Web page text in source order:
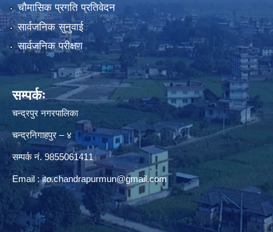
चौमासिक प्रगति प्रतिवेदन
सार्वजनिक सुनुवाई
सार्वजनिक परीक्षण
सम्पर्कः
चन्द्रपुर नगरपालिका
चन्द्रनिगाहपुर – ४
सम्पर्क नं. 9855061411
Email :ito.chandrapurmun@gmail.com